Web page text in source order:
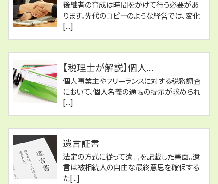
後継者の育成は時間をかけて行う必要があ
ります。先代のコピーのような経営では、変化
[...]
【税理士が解説】個人...
個人事業主やフリーランスに対する税務調査
において、個人名義の通帳の提示が求められ
[...]
遺言証書
法定の方式に従って遺言を記載した書面。遺
言は被相続人の自由な最終意思を確保する
た[...]